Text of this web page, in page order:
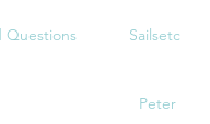
Sailsetc
pack
Peter